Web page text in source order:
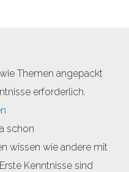
Themen angepackt
erforderlich.
schon
wissen wie andere mit
Kenntnisse sind